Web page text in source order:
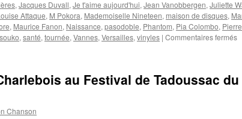
, Jacques Duvall, Je t'aime aujourd'hui, Jean Vanobbergen, Juliette
Attaque, M Pokora, Mademoiselle Nineteen, maison de disques,
, Maurice Fanon, Naissance, pasodoble, Phantom, Pia Colombo,
, santé, tournée, Vannes, Versailles, vinyles | Commentaires ferméssur
au Festival de Tadoussac du
Chanson